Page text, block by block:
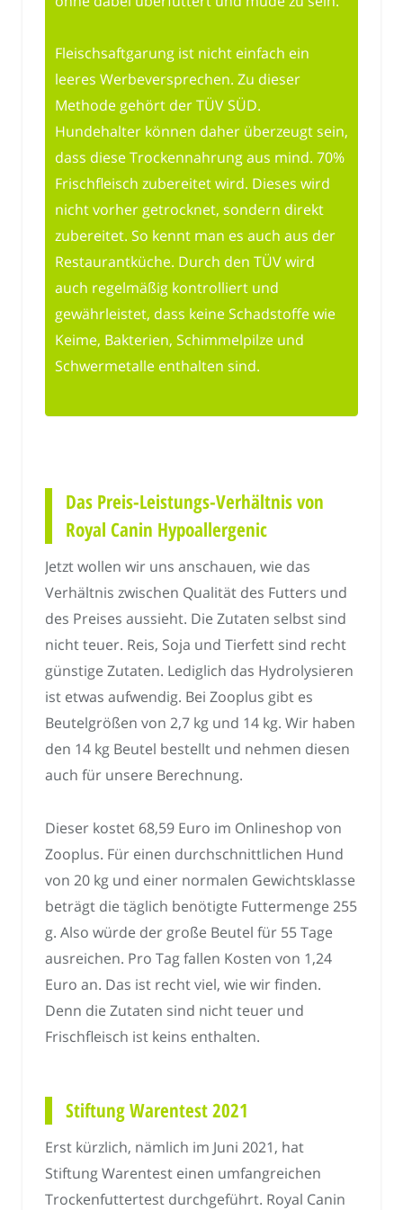
Fleischsaftgarung ist nicht einfach ein
leeres Werbeversprechen. Zu dieser
Methode gehört der TÜV SÜD.
Hundehalter können daher überzeugt sein,
dass diese Trockennahrung aus mind. 70%
Frischfleisch zubereitet wird. Dieses wird
nicht vorher getrocknet, sondern direkt
zubereitet. So kennt man es auch aus der
Restaurantküche. Durch den TÜV wird
auch regelmäßig kontrolliert und
gewährleistet, dass keine Schadstoffe wie
Keime, Bakterien, Schimmelpilze und
Schwermetalle enthalten sind.
Das Preis-Leistungs-Verhältnis von
Royal Canin Hypoallergenic
Jetzt wollen wir uns anschauen, wie das
Verhältnis zwischen Qualität des Futters und
des Preises aussieht. Die Zutaten selbst sind
nicht teuer. Reis, Soja und Tierfett sind recht
günstige Zutaten. Lediglich das Hydrolysieren
ist etwas aufwendig. Bei Zooplus gibt es
Beutelgrößen von 2,7 kg und 14 kg. Wir haben
den 14 kg Beutel bestellt und nehmen diesen
auch für unsere Berechnung.
Dieser kostet 68,59 Euro im Onlineshop von
Zooplus. Für einen durchschnittlichen Hund
von 20 kg und einer normalen Gewichtsklasse
beträgt die täglich benötigte Futtermenge 255
g. Also würde der große Beutel für 55 Tage
ausreichen. Pro Tag fallen Kosten von 1,24
Euro an. Das ist recht viel, wie wir finden.
Denn die Zutaten sind nicht teuer und
Frischfleisch ist keins enthalten.
Stiftung Warentest 2021
Erst kürzlich, nämlich im Juni 2021, hat
Stiftung Warentest einen umfangreichen
Trockenfuttertest durchgeführt. Royal Canin